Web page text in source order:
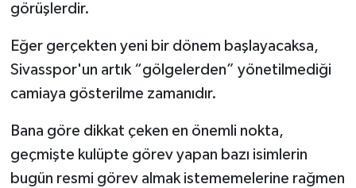
görüşlerdir.
Eğer gerçekten yeni bir dönem başlayacaksa,
Sivasspor'un artık “gölgelerden” yönetilmediği
camiaya gösterilme zamanıdır.
Bana göre dikkat çeken en önemli nokta,
geçmişte kulüpte görev yapan bazı isimlerin
bugün resmi görev almak istememelerine rağmen